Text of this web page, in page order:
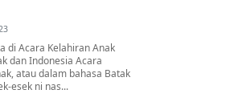
di Acara Kelahiran Anak
dan Indonesia Acara
atau dalam bahasa Batak
esek ni nas...